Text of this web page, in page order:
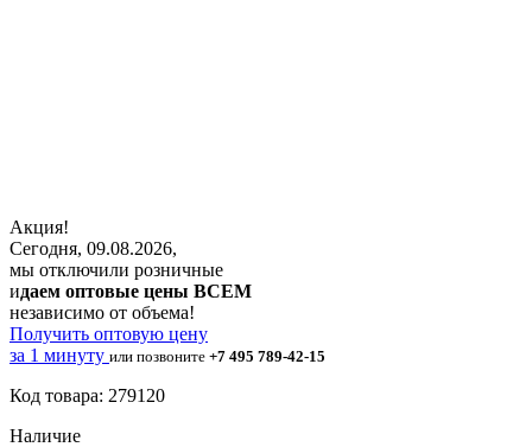
Акция!
Сегодня, 09.08.2026,
мы отключили розничные
идаем оптовые цены ВСЕМ
независимо от объема!
Получить оптовую цену
за 1 минуту или позвоните +7 495 789-42-15
Код товара: 279120
Наличие